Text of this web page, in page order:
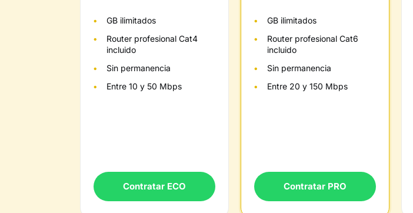
GB ilimitados
Router profesional Cat4
incluido
Sin permanencia
Entre 10 y 50 Mbps
Contratar ECO
GB ilimitados
Router profesional Cat6
incluido
Sin permanencia
Entre 20 y 150 Mbps
Contratar PRO